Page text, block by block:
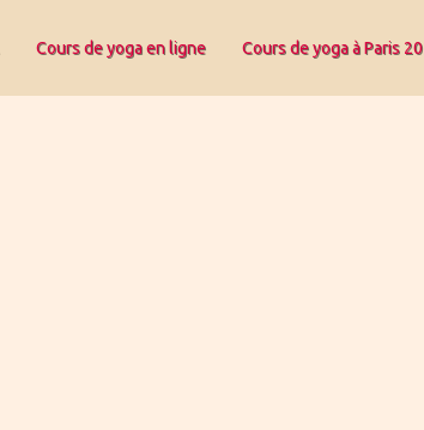
Cours de yoga en ligne Cours de yoga à Paris 20